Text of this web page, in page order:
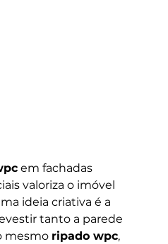
em fachadas
valoriza o imóvel
ideia criativa é a
tanto a parede
mesmo ripado wpc,